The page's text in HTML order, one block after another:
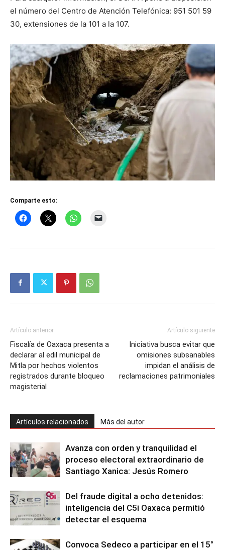
el número del Centro de Atención Telefónica: 951 501 59
30, extensiones de la 101 a la 107.
Comparte esto:
Artículo anterior
Fiscalía de Oaxaca presenta a
declarar al edil municipal de
Mitla por hechos violentos
registrados durante bloqueo
magisterial
Artículo siguiente
Iniciativa busca evitar que
omisiones subsanables
impidan el análisis de
reclamaciones patrimoniales
Artículos relacionados Más del autor
Avanza con orden y tranquilidad el
proceso electoral extraordinario de
Santiago Xanica: Jesús Romero
Del fraude digital a ocho detenidos:
inteligencia del C5i Oaxaca permitió
detectar el esquema
Convoca Sedeco a participar en el 15°